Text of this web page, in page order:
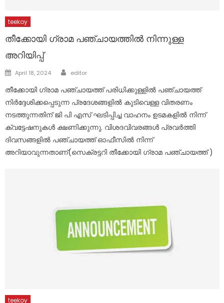
teekoy
തീക്കോയി ഗ്രാമ പഞ്ചായത്തിൽ നിന്നുള്ള
അറിയിപ്പ്
Posted
April 18, 2024 Author
editor
തീക്കോയി ഗ്രാമ പഞ്ചായത്ത് പരിധിക്കുള്ളിൽ പഞ്ചായത്ത്‌
നിർദ്ദേശിക്കപ്പെടുന്ന പ്രദേശങ്ങളിൽ കുടിവെള്ള വിതരണം
നടത്തുന്നതിന് ജി പി എസ് ഘടിപ്പിച്ച വാഹനം ഉടമകളിൽ നിന്ന്
ക്വട്ടേഷനുകൾ ക്ഷണിക്കുന്നു. വിശദവിവരങ്ങൾ പ്രവർത്തി
ദിവസങ്ങളിൽ പഞ്ചായത്ത് ഓഫീസിൽ നിന്ന്
അറിയാവുന്നതാണ്(സെക്രട്ടറി തീക്കോയി ഗ്രാമ പഞ്ചായത്ത് )
teekoy